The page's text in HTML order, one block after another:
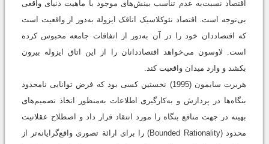
اقتصاد نسبت‌به عدم تناسب بینش‌های موجود با ماهیت دنیای واقعی
بی‌توجه است. اقتصاد نئوکلاسیک اتاقک ایزولة به‌دور از واقعیت است
که اقتصاددان خود را در آن به‌دور از اتفاقات جامعه محبوس کرده
است. لاوسون می‌خواهد اقتصاددانان را از این اتاق ایزوله بیرون
بکشد و وارد میدان واقعیت کند.
هربرت سایمون (1995) نخستین کسی بود که فرض توانایی نامحدود
بنگاه‌ها در پردازش و به‌کارگیری اطلاعات به‌منظور اتخاذ تصمیم‌های
بهینه در جهت منافع بنگاه را مورد انتقاد قرار داد و اصطلاح عقلانیت
محدود (Bounded Rationality) را برای ارائة تصوری واقع‌گرایانه‌تر از